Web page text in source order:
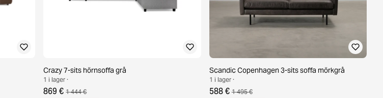
Crazy 7-sits hörnsoffa grå
1 i lager ·
869 € 1 444 €
Scandic Copenhagen 3-sits soffa mörkgrå
1 i lager ·
588 € 1 495 €